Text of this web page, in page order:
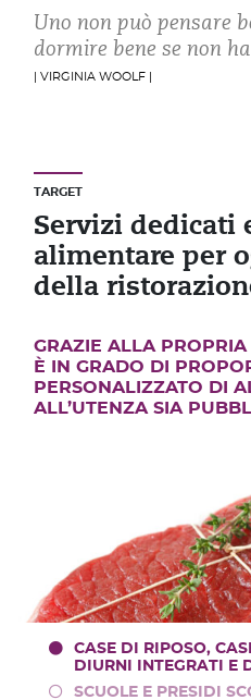
Uno non può pensare
dormire bene se non
| VIRGINIA WOOLF |
TARGET
Servizi dedicati
alimentare per
della
GRAZIE ALLA PROPRIA
È IN GRADO DI
PERSONALIZZATO DI
ALL’UTENZA SIA
CASE DI RIPOSO,
DIURNI INTEGRATI E
SCUOLE E PRESIDI